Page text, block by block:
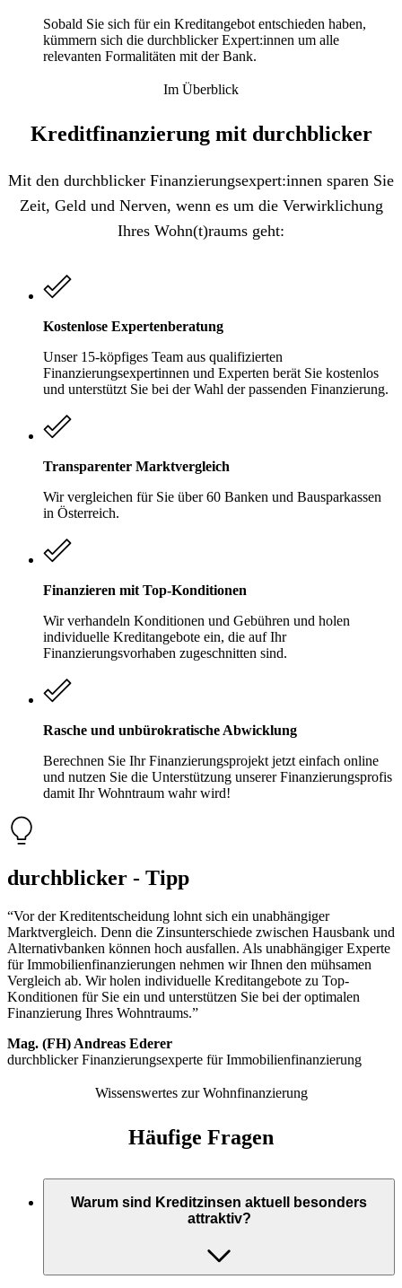
Sobald Sie sich für ein Kreditangebot entschieden haben,
kümmern sich die durchblicker Expert:innen um alle
relevanten Formalitäten mit der Bank.
Im Überblick
Kreditfinanzierung mit durchblicker
Mit den durchblicker Finanzierungsexpert:innen sparen Sie
Zeit, Geld und Nerven, wenn es um die Verwirklichung
Ihres Wohn(t)raums geht:
Kostenlose Expertenberatung
Unser 15-köpfiges Team aus qualifizierten
Finanzierungsexpertinnen und Experten berät Sie kostenlos
und unterstützt Sie bei der Wahl der passenden Finanzierung.
Transparenter Marktvergleich
Wir vergleichen für Sie über 60 Banken und Bausparkassen
in Österreich.
Finanzieren mit Top-Konditionen
Wir verhandeln Konditionen und Gebühren und holen
individuelle Kreditangebote ein, die auf Ihr
Finanzierungsvorhaben zugeschnitten sind.
Rasche und unbürokratische Abwicklung
Berechnen Sie Ihr Finanzierungsprojekt jetzt einfach online
und nutzen Sie die Unterstützung unserer Finanzierungsprofis
damit Ihr Wohntraum wahr wird!
durchblicker - Tipp
“Vor der Kreditentscheidung lohnt sich ein unabhängiger
Marktvergleich. Denn die Zinsunterschiede zwischen Hausbank und
Alternativbanken können hoch ausfallen. Als unabhängiger Experte
für Immobilienfinanzierungen nehmen wir Ihnen den mühsamen
Vergleich ab. Wir holen individuelle Kreditangebote zu Top-
Konditionen für Sie ein und unterstützen Sie bei der optimalen
Finanzierung Ihres Wohntraums.”
Mag. (FH) Andreas Ederer
durchblicker Finanzierungsexperte für Immobilienfinanzierung
Wissenswertes zur Wohnfinanzierung
Häufige Fragen
Warum sind Kreditzinsen aktuell besonders
attraktiv?